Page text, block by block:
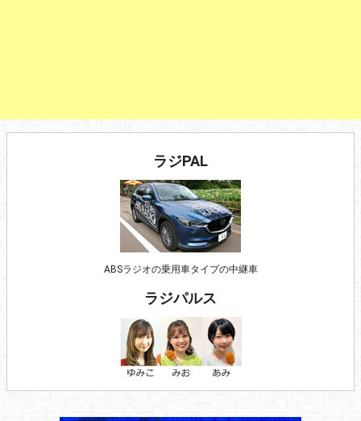
ラジPAL
ABSラジオの乗用車タイプの中継車
ラジパルス